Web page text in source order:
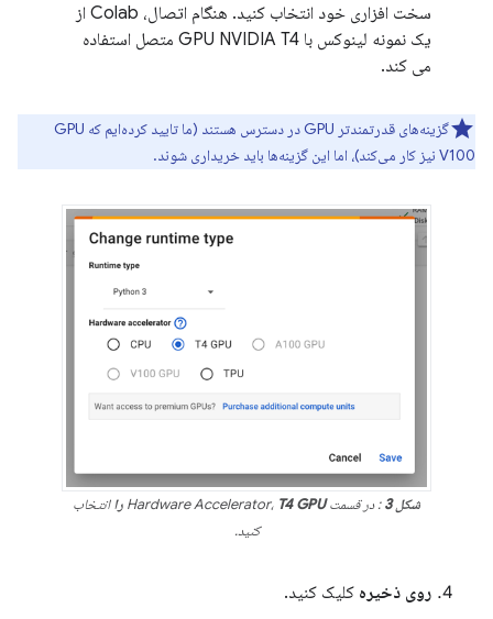
سخت افزاری خود انتخاب کنید. هنگام اتصال، Colab از
یک نمونه لینوکس با GPU NVIDIA T4 متصل استفاده
می کند.
گزینه‌های قدرتمندتر GPU در دسترس هستند (ما تایید کرده‌ایم که GPU
V100 نیز کار می‌کند)، اما این گزینه‌ها باید خریداری شوند.
شکل 3 : در قسمت Hardware Accelerator،T4 GPU را
انتخاب
کنید.
روی ذخیره کلیک کنید.